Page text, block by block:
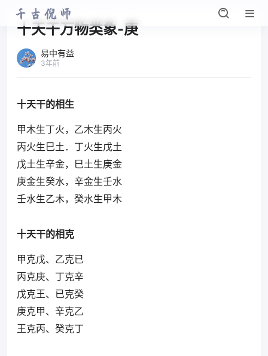
十天干万物类象-庚
易中有益
3年前
十天干的相生
甲木生丁火，乙木生丙火
丙火生巳土．丁火生戊土
戊土生辛金，巳土生庚金
庚金生癸水，辛金生壬水
壬水生乙木，癸水生甲木
十天干的相克
甲克戊、乙克已
丙克庚、丁克辛
戊克王、已克癸
庚克甲、辛克乙
王克丙、癸克丁